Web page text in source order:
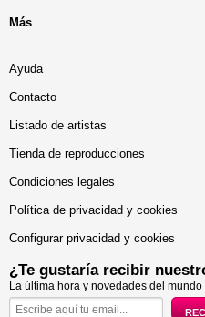
Más
Ayuda
Contacto
Listado de artistas
Tienda de reproducciones
Condiciones legales
Política de privacidad y cookies
Configurar privacidad y cookies
¿Te gustaría recibir
La última hora y novedades del